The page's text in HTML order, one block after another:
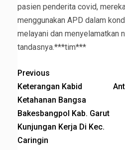
pasien penderita covid,
menggunakan APD dalam
melayani dan menyelamatkan
tandasnya.***tim***
Previous
Keterangan Kabid
Ketahanan Bangsa
Bakesbangpol Kab. Garut
Kunjungan Kerja Di Kec.
Caringin